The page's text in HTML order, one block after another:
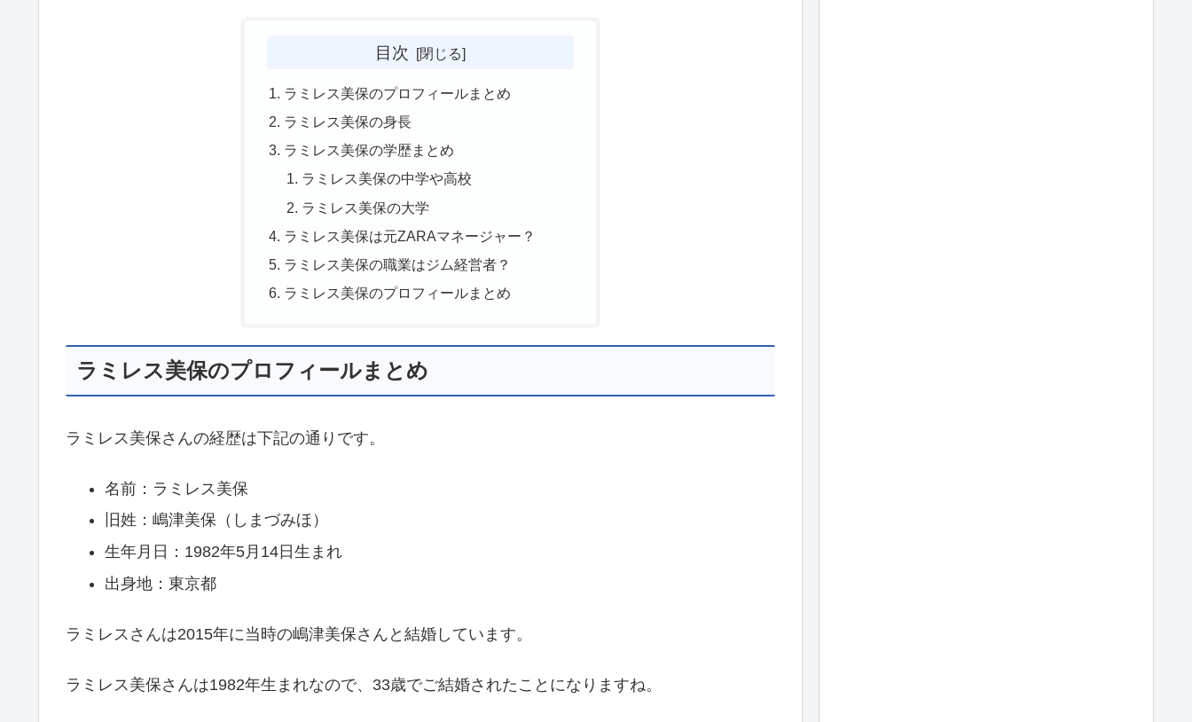
目次
ラミレス美保のプロフィールまとめ
ラミレス美保の身長
ラミレス美保の学歴まとめ
ラミレス美保の中学や高校
ラミレス美保の大学
ラミレス美保は元ZARAマネージャー？
ラミレス美保の職業はジム経営者？
ラミレス美保のプロフィールまとめ
ラミレス美保のプロフィールまとめ
ラミレス美保さんの経歴は下記の通りです。
名前：ラミレス美保
旧姓：嶋津美保（しまづみほ）
生年月日：1982年5月14日生まれ
出身地：東京都
ラミレスさんは2015年に当時の嶋津美保さんと結婚しています。
ラミレス美保さんは1982年生まれなので、33歳でご結婚されたことになりますね。